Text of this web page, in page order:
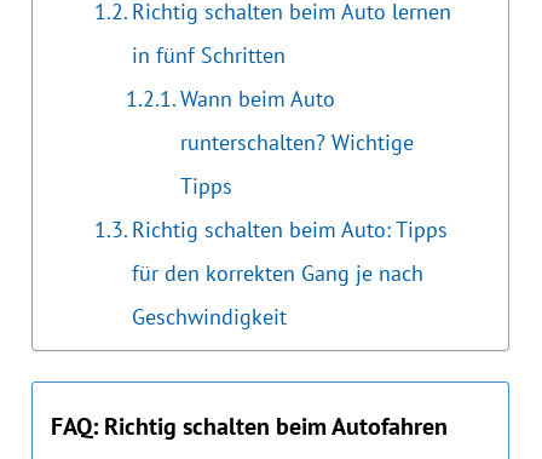
Richtig schalten beim Auto lernen
in fünf Schritten
Wann beim Auto
runterschalten? Wichtige
Tipps
Richtig schalten beim Auto: Tipps
für den korrekten Gang je nach
Geschwindigkeit
FAQ: Richtig schalten beim Autofahren